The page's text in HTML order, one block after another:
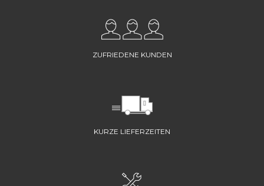
ZUFRIEDENE KUNDEN
KURZE LIEFERZEITEN